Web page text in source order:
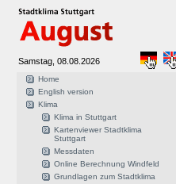
Samstag, 08.08.2026
Home
English version
Klima
Klima in Stuttgart
Kartenviewer Stadtklima
Stuttgart
Messdaten
Online Berechnung Windfeld
Grundlagen zum Stadtklima